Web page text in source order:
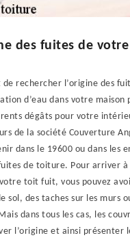
des fuites de
rechercher l’origine des
d’eau dans votre maison
dégâts pour votre
de la société Couverture
dans le 19600 ou dans les
de toiture. Pour arriver à
toit fuit, vous pouvez
sol, des taches sur les murs
dans tous les cas, les
l’origine et ainsi présenter